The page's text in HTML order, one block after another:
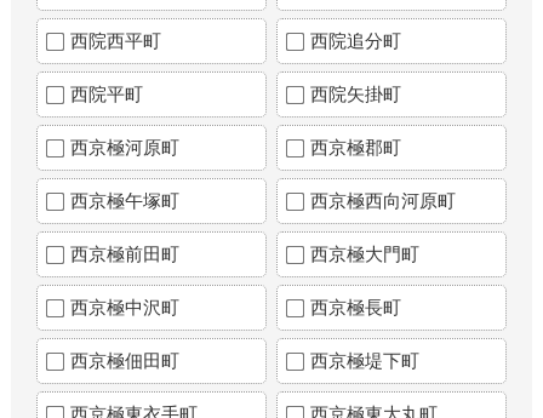
西院西平町 西院追分町
西院平町 西院矢掛町
西京極河原町 西京極郡町
西京極午塚町 西京極西向河原町
西京極前田町 西京極大門町
西京極中沢町 西京極長町
西京極佃田町 西京極堤下町